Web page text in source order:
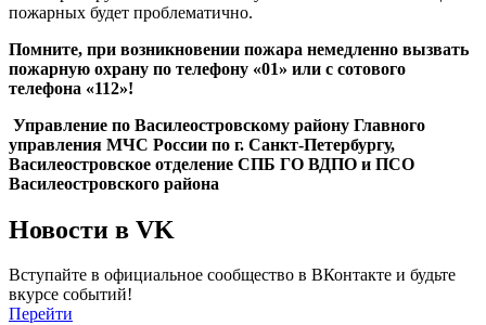
пожарных будет проблематично.
Помните, при возникновении пожара немедленно вызвать
пожарную охрану по телефону «01» или с сотового
телефона «112»!
Управление по Василеостровскому району Главного
управления МЧС России по г. Санкт-Петербургу,
Василеостровское отделение СПБ ГО ВДПО и ПСО
Василеостровского района
Новости в VK
Вступайте в официальное сообщество в ВКонтакте и будьте
вкурсе событий!
Перейти